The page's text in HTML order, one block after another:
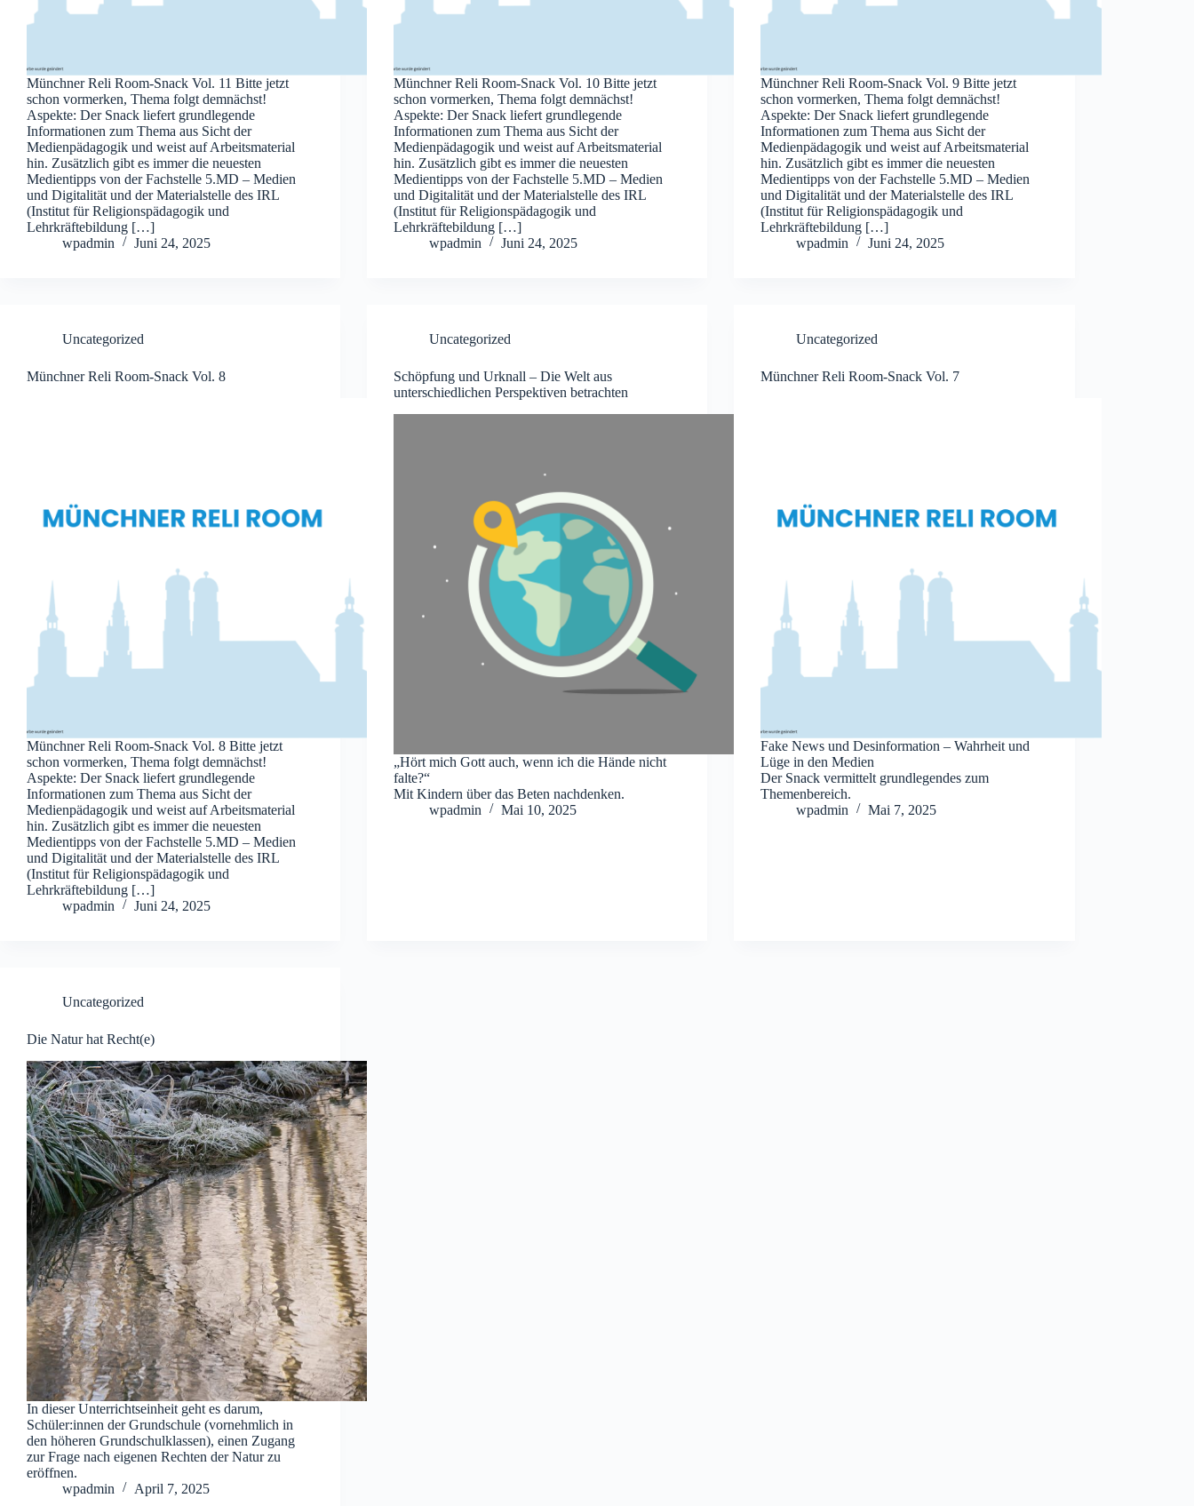
Münchner Reli Room-Snack Vol. 11 Bitte jetzt
schon vormerken, Thema folgt demnächst!
Aspekte: Der Snack liefert grundlegende
Informationen zum Thema aus Sicht der
Medienpädagogik und weist auf Arbeitsmaterial
hin. Zusätzlich gibt es immer die neuesten
Medientipps von der Fachstelle 5.MD – Medien
und Digitalität und der Materialstelle des IRL
(Institut für Religionspädagogik und
Lehrkräftebildung […]
wpadmin
Juni 24, 2025
Münchner Reli Room-Snack Vol. 10 Bitte jetzt
schon vormerken, Thema folgt demnächst!
Aspekte: Der Snack liefert grundlegende
Informationen zum Thema aus Sicht der
Medienpädagogik und weist auf Arbeitsmaterial
hin. Zusätzlich gibt es immer die neuesten
Medientipps von der Fachstelle 5.MD – Medien
und Digitalität und der Materialstelle des IRL
(Institut für Religionspädagogik und
Lehrkräftebildung […]
wpadmin
Juni 24, 2025
Münchner Reli Room-Snack Vol. 9 Bitte jetzt
schon vormerken, Thema folgt demnächst!
Aspekte: Der Snack liefert grundlegende
Informationen zum Thema aus Sicht der
Medienpädagogik und weist auf Arbeitsmaterial
hin. Zusätzlich gibt es immer die neuesten
Medientipps von der Fachstelle 5.MD – Medien
und Digitalität und der Materialstelle des IRL
(Institut für Religionspädagogik und
Lehrkräftebildung […]
wpadmin
Juni 24, 2025
Uncategorized
Münchner Reli Room-Snack Vol. 8
Münchner Reli Room-Snack Vol. 8 Bitte jetzt
schon vormerken, Thema folgt demnächst!
Aspekte: Der Snack liefert grundlegende
Informationen zum Thema aus Sicht der
Medienpädagogik und weist auf Arbeitsmaterial
hin. Zusätzlich gibt es immer die neuesten
Medientipps von der Fachstelle 5.MD – Medien
und Digitalität und der Materialstelle des IRL
(Institut für Religionspädagogik und
Lehrkräftebildung […]
wpadmin
Juni 24, 2025
Uncategorized
Schöpfung und Urknall – Die Welt aus
unterschiedlichen Perspektiven betrachten
„Hört mich Gott auch, wenn ich die Hände nicht
falte?“
Mit Kindern über das Beten nachdenken.
wpadmin
Mai 10, 2025
Uncategorized
Münchner Reli Room-Snack Vol. 7
Fake News und Desinformation – Wahrheit und
Lüge in den Medien
Der Snack vermittelt grundlegendes zum
Themenbereich.
wpadmin
Mai 7, 2025
Uncategorized
Die Natur hat Recht(e)
In dieser Unterrichtseinheit geht es darum,
Schüler:innen der Grundschule (vornehmlich in
den höheren Grundschulklassen), einen Zugang
zur Frage nach eigenen Rechten der Natur zu
eröffnen.
wpadmin
April 7, 2025